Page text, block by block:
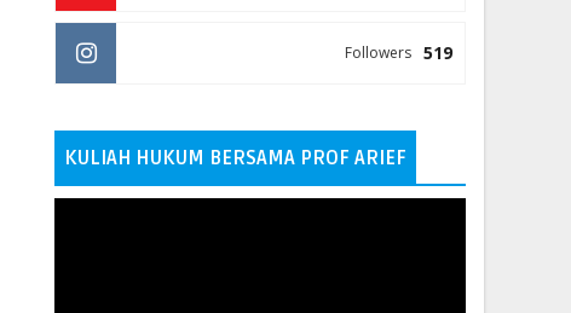
519
Followers
KULIAH HUKUM BERSAMA PROF ARIEF